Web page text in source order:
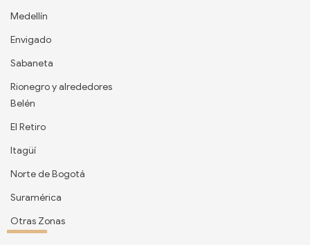
Medellín
Envigado
Sabaneta
Rionegro y alrededores
Belén
El Retiro
Itagüí
Norte de Bogotá
Suramérica
Otras Zonas